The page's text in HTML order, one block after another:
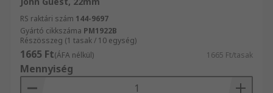
RS raktári szám 144-9697
Gyártó cikkszáma PM1922B
Részösszeg (1 tasak / 10 egység)
1665 Ft(ÁFA nélkül) 1665 Ft/tasak
Mennyiség